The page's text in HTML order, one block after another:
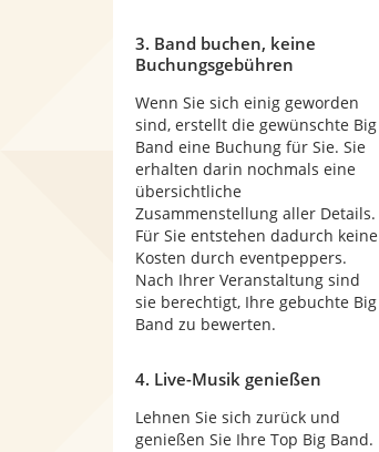
3. Band buchen, keine
Buchungsgebühren
Wenn Sie sich einig geworden
sind, erstellt die gewünschte Big
Band eine Buchung für Sie. Sie
erhalten darin nochmals eine
übersichtliche
Zusammenstellung aller Details.
Für Sie entstehen dadurch keine
Kosten durch eventpeppers.
Nach Ihrer Veranstaltung sind
sie berechtigt, Ihre gebuchte Big
Band zu bewerten.
4. Live-Musik genießen
Lehnen Sie sich zurück und
genießen Sie Ihre Top Big Band.